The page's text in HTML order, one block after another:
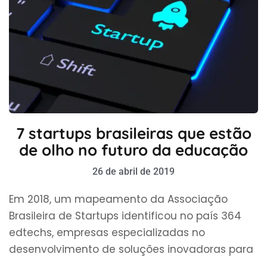
7 startups brasileiras que estão
de olho no futuro da educação
26 de abril de 2019
Em 2018, um mapeamento da Associação
Brasileira de Startups identificou no país 364
edtechs, empresas especializadas no
desenvolvimento de soluções inovadoras para